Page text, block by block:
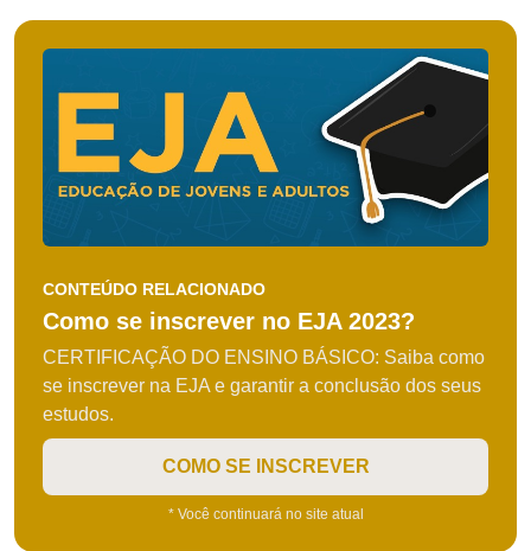
CONTEÚDO RELACIONADO
Como se inscrever no EJA 2023?
CERTIFICAÇÃO DO ENSINO BÁSICO: Saiba como
se inscrever na EJA e garantir a conclusão dos seus
estudos.
COMO SE INSCREVER
* Você continuará no site atual